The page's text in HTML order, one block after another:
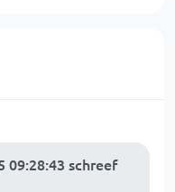
09:28:43 schreef